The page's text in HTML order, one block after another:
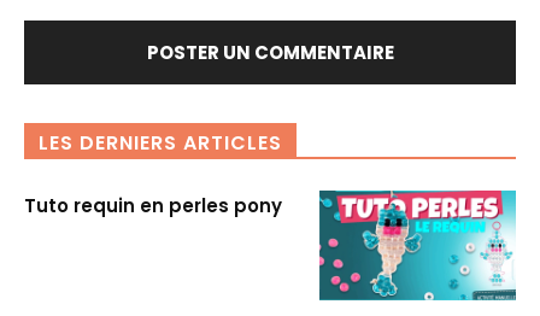
LES DERNIERS ARTICLES
Tuto requin en perles pony